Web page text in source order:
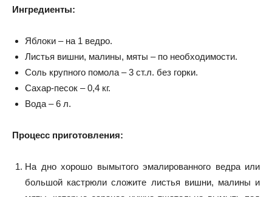
Ингредиенты:
Яблоки – на 1 ведро.
Листья вишни, малины, мяты – по необходимости.
Соль крупного помола – 3 ст.л. без горки.
Сахар-песок – 0,4 кг.
Вода – 6 л.
Процесс приготовления:
На дно хорошо вымытого эмалированного ведра или
большой кастрюли сложите листья вишни, малины и